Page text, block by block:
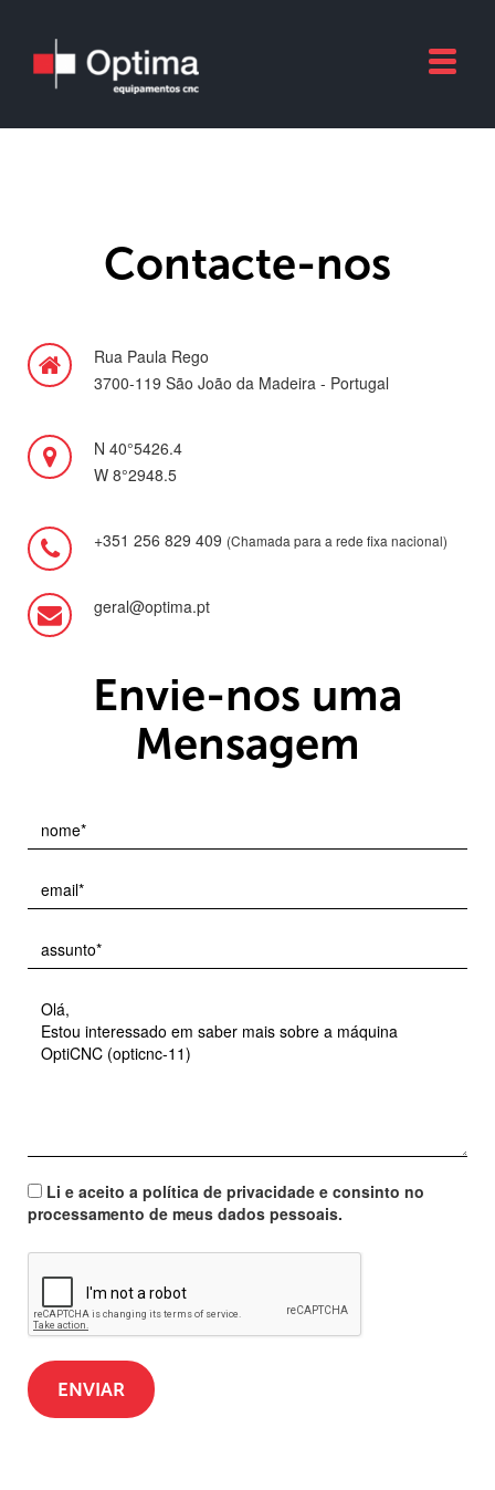
Contacte-nos
Rua Paula Rego
3700-119 São João da Madeira - Portugal
N 40°5426.4
W 8°2948.5
+351 256 829 409 (Chamada para a rede fixa nacional)
geral@optima.pt
Envie-nos uma
Mensagem
Li e aceito a política de privacidade e consinto no
processamento de meus dados pessoais.